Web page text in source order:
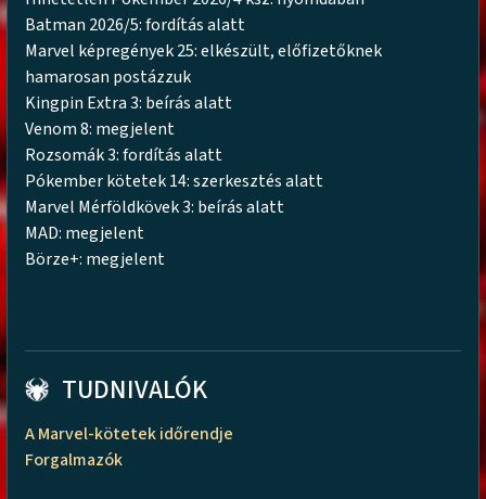
Batman 2026/5: fordítás alatt
Marvel képregények 25: elkészült, előfizetőknek
hamarosan postázzuk
Kingpin Extra 3: beírás alatt
Venom 8: megjelent
Rozsomák 3: fordítás alatt
Pókember kötetek 14: szerkesztés alatt
Marvel Mérföldkövek 3: beírás alatt
MAD: megjelent
Börze+: megjelent
TUDNIVALÓK
A Marvel-kötetek időrendje
Forgalmazók